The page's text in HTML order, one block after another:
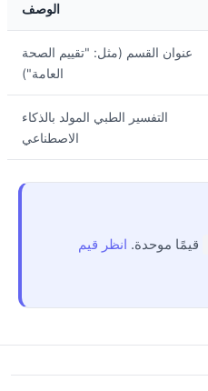
الوصف
عنوان القسم (مثل: "تقييم الصحة
العامة")
التفسير الطبي المولد بالذكاء
الاصطناعي
قيمًا موحدة. انظر قيم